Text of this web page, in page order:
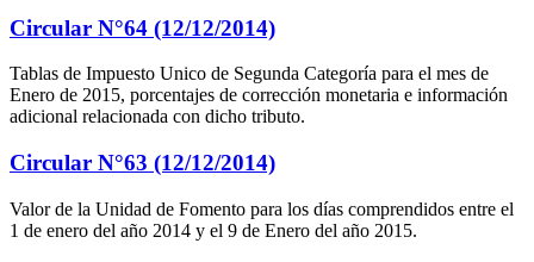
Circular N°64 (12/12/2014)
Tablas de Impuesto Unico de Segunda Categoría para el mes de
Enero de 2015, porcentajes de corrección monetaria e información
adicional relacionada con dicho tributo.
Circular N°63 (12/12/2014)
Valor de la Unidad de Fomento para los días comprendidos entre el
1 de enero del año 2014 y el 9 de Enero del año 2015.